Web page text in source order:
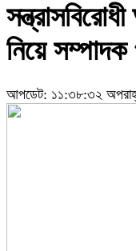
নিয়ে
আপডেট: ১১:৩৮:৩২